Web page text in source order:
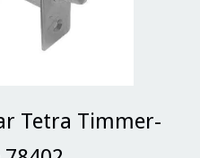
Tetra Timmer-